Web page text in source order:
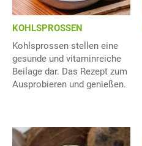
KOHLSPROSSEN
Kohlsprossen stellen eine
gesunde und vitaminreiche
Beilage dar. Das Rezept zum
Ausprobieren und genießen.